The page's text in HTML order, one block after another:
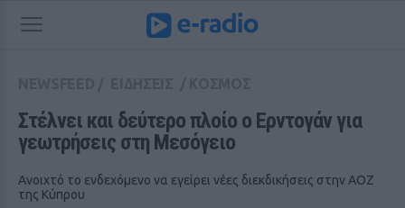
Στέλνει και δεύτερο πλοίο o Ερντογάν για
γεωτρήσεις στη Μεσόγειο
Ανοιχτό το ενδεχόμενο να εγείρει νέες διεκδικήσεις στην ΑΟΖ
της Κύπρου